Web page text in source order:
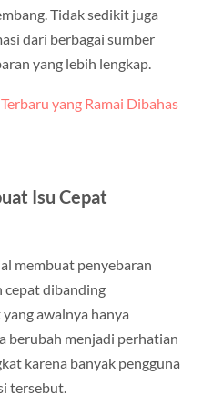
Tidak sedikit juga
dari berbagai sumber
yang lebih lengkap.
yang Ramai Dibahas
Isu Cepat
membuat penyebaran
cepat dibanding
awalnya hanya
berubah menjadi perhatian
karena banyak pengguna
tersebut.